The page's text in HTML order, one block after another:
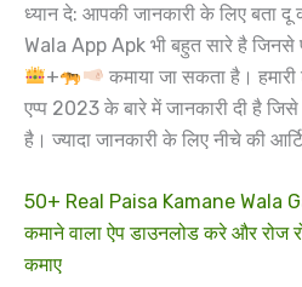
ध्यान दे: आपकी जानकारी के लिए
Wala App Apk भी बहुत सारे है जिनसे
+
कमाया जा सकता है।
एप्प 2023 के बारे में जानकारी दी है
है। ज्यादा जानकारी के लिए नीचे की
50+ Real Paisa Kamane Wala
कमाने वाला ऐप डाउनलोड करे और
कमाए